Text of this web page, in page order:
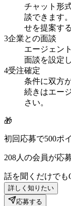
チャット形
談できます
せを提案す
3企業との面談
エージェン
面談を設定
4受注確定
条件に双方
続きはエー
さい。
🎁
初回応募で500ポ
208人の会員が応
話を聞くだけでも
詳しく知りたい
応募する